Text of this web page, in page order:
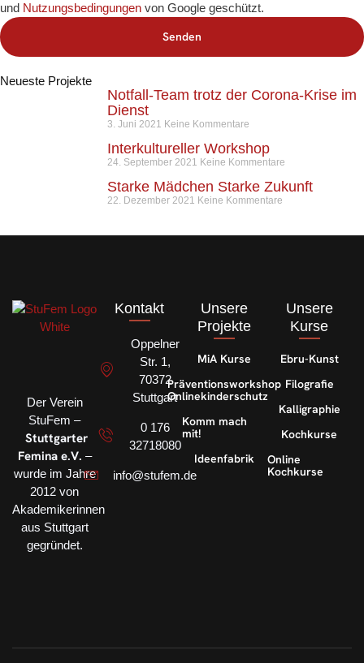
und Nutzungsbedingungen von Google geschützt.
Senden
Neueste Projekte
Notfall-Team trotz der Corona-Krise im
Dienst
3. Juni 2021 Keine Kommentare
Interkultureller Workshop
24. September 2021 Keine Kommentare
Starke Mädchen Starke Zukunft
22. Dezember 2021 Keine Kommentare
Der Verein
StuFem –
Stuttgarter
Femina e.V. –
wurde im Jahre
2012 von
Akademikerinnen
aus Stuttgart
gegründet.
Kontakt
Oppelner
Str. 1,
70372
Stuttgart
0 176
32718080
info@stufem.de
Unsere
Projekte
MiA Kurse
Präventionsworkshop
Onlinekinderschutz
Komm mach
mit!
Ideenfabrik
Unsere
Kurse
Ebru-Kunst
Filografie
Kalligraphie
Kochkurse
Online
Kochkurse